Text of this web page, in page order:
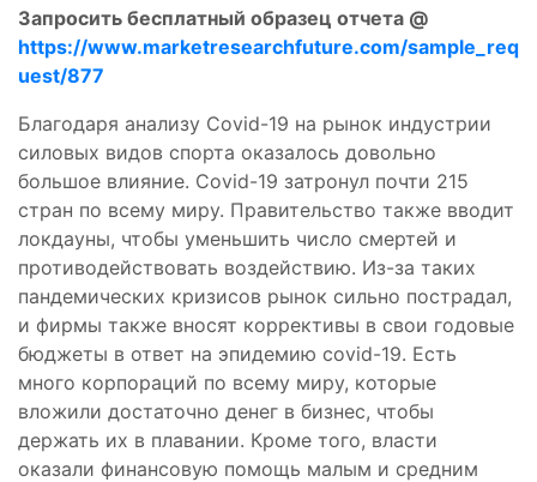
Запросить бесплатный образец отчета @
https://www.marketresearchfuture.com/sample_req
uest/877
Благодаря анализу Covid-19 на рынок индустрии
силовых видов спорта оказалось довольно
большое влияние. Covid-19 затронул почти 215
стран по всему миру. Правительство также вводит
локдауны, чтобы уменьшить число смертей и
противодействовать воздействию. Из-за таких
пандемических кризисов рынок сильно пострадал,
и фирмы также вносят коррективы в свои годовые
бюджеты в ответ на эпидемию covid-19. Есть
много корпораций по всему миру, которые
вложили достаточно денег в бизнес, чтобы
держать их в плавании. Кроме того, власти
оказали финансовую помощь малым и средним